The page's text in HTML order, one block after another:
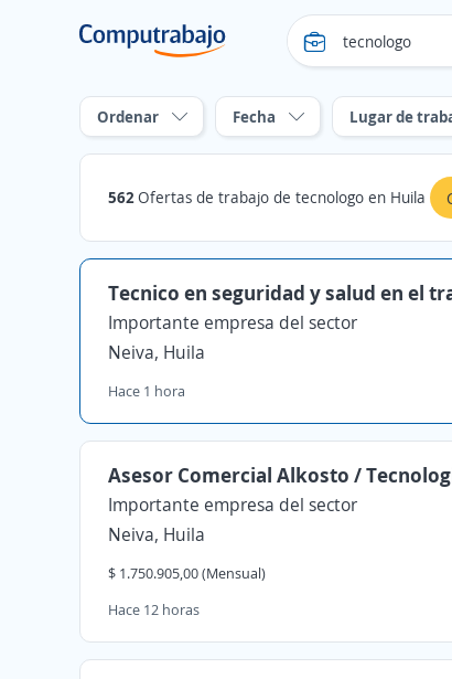
Ordenar Fecha Lugar de
562Ofertas de trabajo de tecnologo en Huila
Tecnico en seguridad y salud en el
Importante empresa del sector
Neiva, Huila
Hace 1 hora
Asesor Comercial Alkosto /
Importante empresa del sector
Neiva, Huila
$ 1.750.905,00 (Mensual)
Hace 12 horas